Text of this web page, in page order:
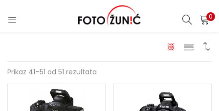
0
Prikaz 41–51 od 51 rezultata